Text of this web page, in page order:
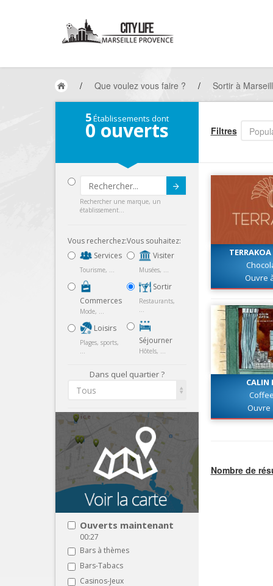
/ Que voulez vous faire ? / Sortir à
5Établissements dont
0 ouverts
Submit
Rechercher une marque, un
établissement...
Vous recherchez:
Services
Tourisme, ...
Commerces
Mode, ...
Loisirs
Plages, sports,
...
Vous souhaitez:
Visiter
Musées, ...
Sortir
Restaurants,
...
Séjourner
Hôtels, ...
Dans quel quartier ?
Tous
Ouverts maintenant
00:27
Bars à thèmes
Bars-Tabacs
Casinos-Jeux
Filtres
Ouvre
CALIN
Ouvre
Nombre de